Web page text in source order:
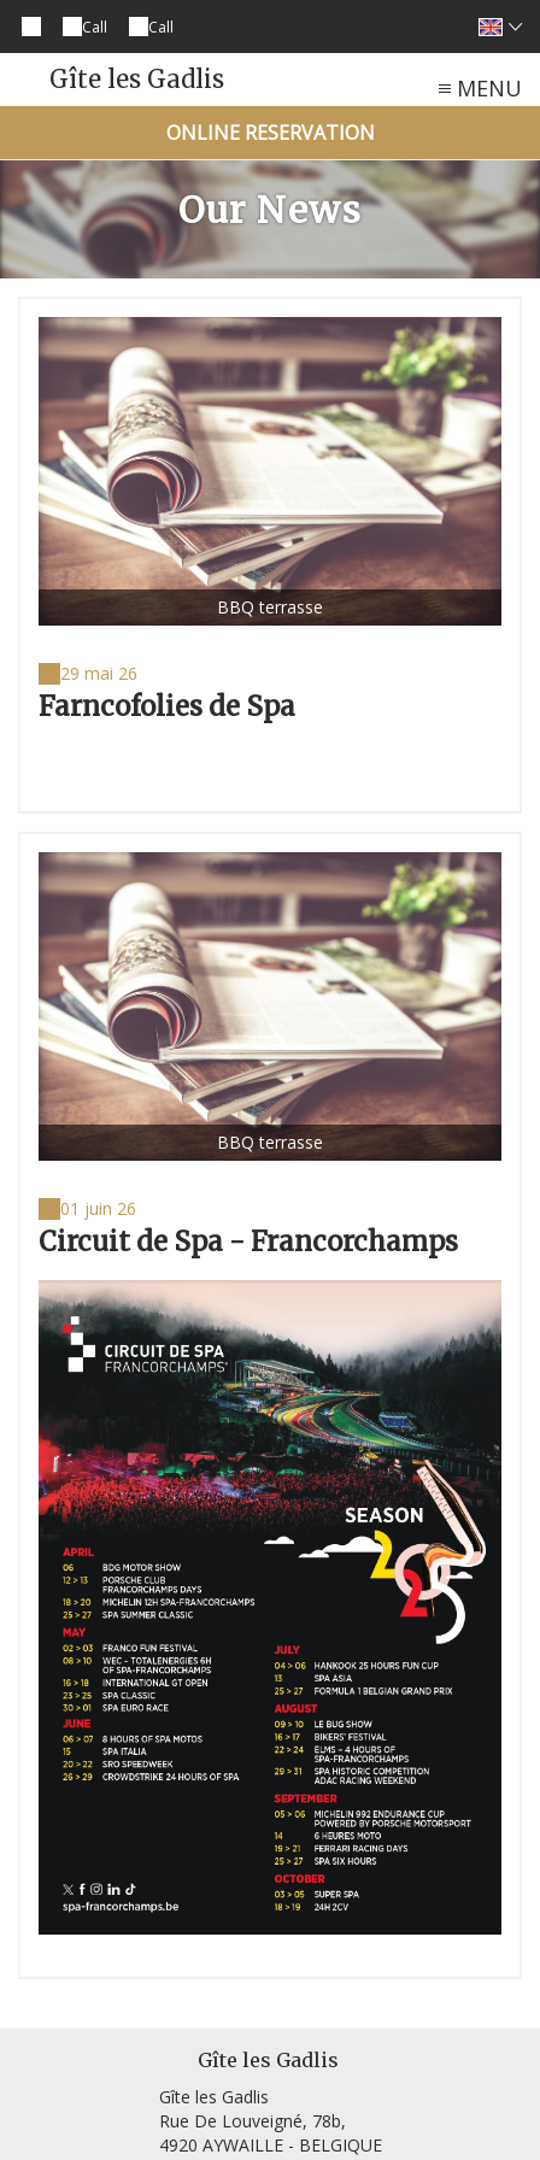
Call Call
Gîte les Gadlis MENU
ONLINE RESERVATION
Our News
BBQ terrasse
29 mai 26
Farncofolies de Spa
BBQ terrasse
01 juin 26
Circuit de Spa - Francorchamps
Gîte les Gadlis
Gîte les Gadlis
Rue De Louveigné, 78b,
4920 AYWAILLE - BELGIQUE